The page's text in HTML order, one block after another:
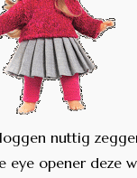
nuttig
eye opener deze